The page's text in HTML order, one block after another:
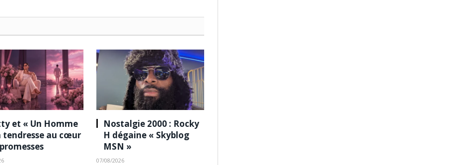
et « Un Homme
tendresse au cœur
Nostalgie 2000 : Rocky
H dégaine « Skyblog
MSN »
07/08/2026